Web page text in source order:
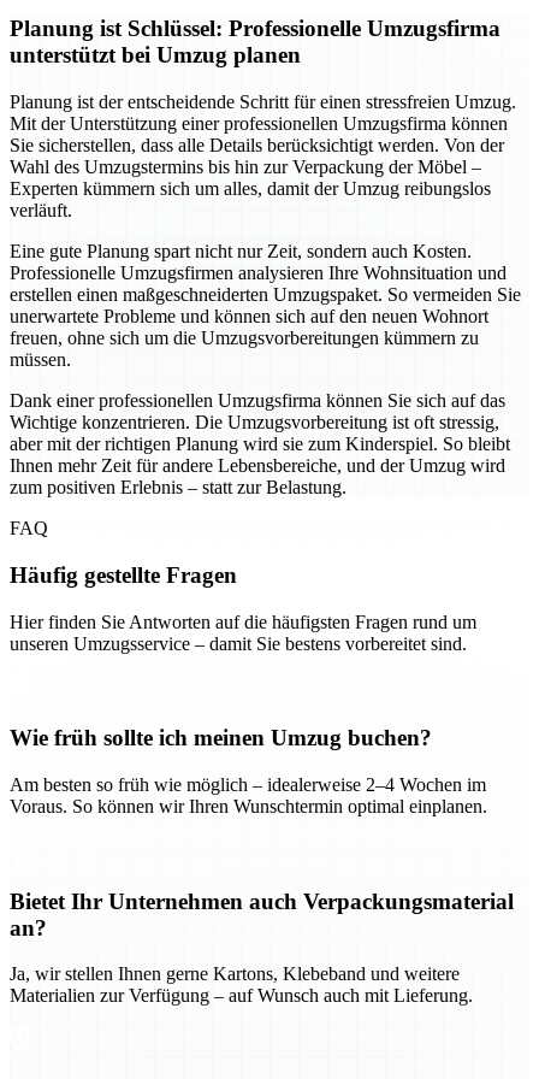
Planung ist Schlüssel: Professionelle Umzugsfirma
unterstützt bei Umzug planen
Planung ist der entscheidende Schritt für einen stressfreien Umzug.
Mit der Unterstützung einer professionellen Umzugsfirma können
Sie sicherstellen, dass alle Details berücksichtigt werden. Von der
Wahl des Umzugstermins bis hin zur Verpackung der Möbel –
Experten kümmern sich um alles, damit der Umzug reibungslos
verläuft.
Eine gute Planung spart nicht nur Zeit, sondern auch Kosten.
Professionelle Umzugsfirmen analysieren Ihre Wohnsituation und
erstellen einen maßgeschneiderten Umzugspaket. So vermeiden Sie
unerwartete Probleme und können sich auf den neuen Wohnort
freuen, ohne sich um die Umzugsvorbereitungen kümmern zu
müssen.
Dank einer professionellen Umzugsfirma können Sie sich auf das
Wichtige konzentrieren. Die Umzugsvorbereitung ist oft stressig,
aber mit der richtigen Planung wird sie zum Kinderspiel. So bleibt
Ihnen mehr Zeit für andere Lebensbereiche, und der Umzug wird
zum positiven Erlebnis – statt zur Belastung.
FAQ
Häufig gestellte Fragen
Hier finden Sie Antworten auf die häufigsten Fragen rund um
unseren Umzugsservice – damit Sie bestens vorbereitet sind.
Wie früh sollte ich meinen Umzug buchen?
Am besten so früh wie möglich – idealerweise 2–4 Wochen im
Voraus. So können wir Ihren Wunschtermin optimal einplanen.
Bietet Ihr Unternehmen auch Verpackungsmaterial
an?
Ja, wir stellen Ihnen gerne Kartons, Klebeband und weitere
Materialien zur Verfügung – auf Wunsch auch mit Lieferung.